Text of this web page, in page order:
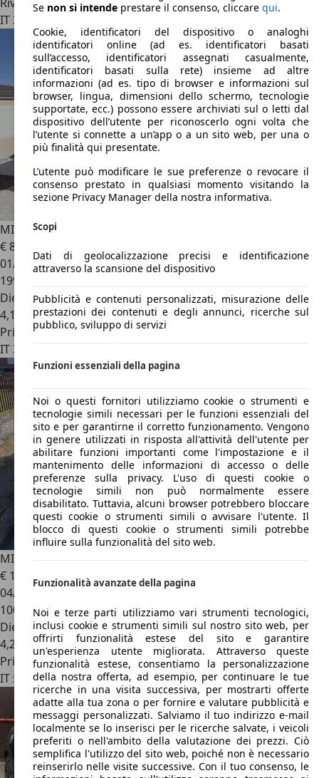
IT 30033
MINI Cooper SD
€ 8.500
01/2016
199.000 km
Diesel
4,1 l/100 km (comb.)
Privato
IT 31053
MINI Cooper SD
€ 15.500
04/2018
100.000 km
Diesel
4,2 l/100 km (comb.)
Privato
IT 50031Barberino Di Mugello
Se non si intende prestare il consenso, cliccare qui.
Cookie, identificatori del dispositivo o analoghi
identificatori online (ad es. identificatori basati
sull’accesso, identificatori assegnati casualmente,
identificatori basati sulla rete) insieme ad altre
informazioni (ad es. tipo di browser e informazioni sul
browser, lingua, dimensioni dello schermo, tecnologie
supportate, ecc.) possono essere archiviati sul o letti dal
dispositivo dell’utente per riconoscerlo ogni volta che
l’utente si connette a un’app o a un sito web, per una o
più finalità qui presentate.
L’utente può modificare le sue preferenze o revocare il
consenso prestato in qualsiasi momento visitando la
sezione Privacy Manager della nostra informativa.
Scopi
Dati di geolocalizzazione precisi e identificazione
attraverso la scansione del dispositivo
Pubblicità e contenuti personalizzati, misurazione delle
prestazioni dei contenuti e degli annunci, ricerche sul
pubblico, sviluppo di servizi
Funzioni essenziali della pagina
Noi o questi fornitori utilizziamo cookie o strumenti e
tecnologie simili necessari per le funzioni essenziali del
sito e per garantirne il corretto funzionamento. Vengono
in genere utilizzati in risposta all'attività dell'utente per
abilitare funzioni importanti come l'impostazione e il
mantenimento delle informazioni di accesso o delle
preferenze sulla privacy. L'uso di questi cookie o
tecnologie simili non può normalmente essere
disabilitato. Tuttavia, alcuni browser potrebbero bloccare
questi cookie o strumenti simili o avvisare l'utente. Il
blocco di questi cookie o strumenti simili potrebbe
influire sulla funzionalità del sito web.
Funzionalità avanzate della pagina
Noi e terze parti utilizziamo vari strumenti tecnologici,
inclusi cookie e strumenti simili sul nostro sito web, per
offrirti funzionalità estese del sito e garantire
un'esperienza utente migliorata. Attraverso queste
funzionalità estese, consentiamo la personalizzazione
della nostra offerta, ad esempio, per continuare le tue
ricerche in una visita successiva, per mostrarti offerte
adatte alla tua zona o per fornire e valutare pubblicità e
messaggi personalizzati. Salviamo il tuo indirizzo e-mail
localmente se lo inserisci per le ricerche salvate, i veicoli
preferiti o nell'ambito della valutazione dei prezzi. Ciò
semplifica l'utilizzo del sito web, poiché non è necessario
reinserirlo nelle visite successive. Con il tuo consenso, le